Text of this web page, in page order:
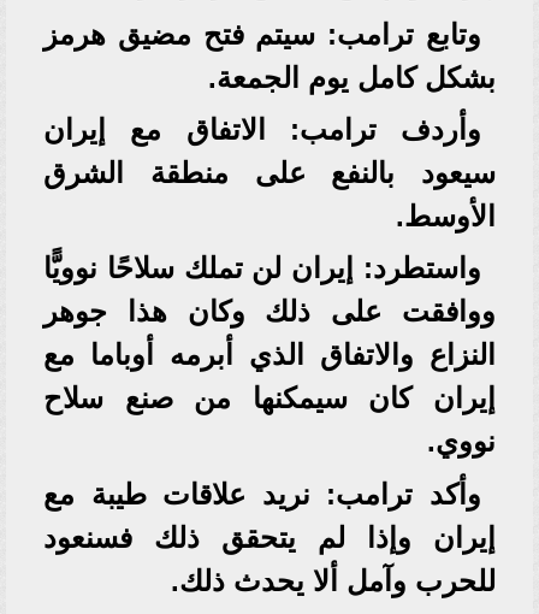
وتابع ترامب: سيتم فتح مضيق هرمز
بشكل كامل يوم الجمعة.
وأردف ترامب: الاتفاق مع إيران
سيعود بالنفع على منطقة الشرق
الأوسط.
واستطرد: إيران لن تملك سلاحًا نوويًّا
ووافقت على ذلك وكان هذا جوهر
النزاع والاتفاق الذي أبرمه أوباما مع
إيران كان سيمكنها من صنع سلاح
نووي.
وأكد ترامب: نريد علاقات طيبة مع
إيران وإذا لم يتحقق ذلك فسنعود
للحرب وآمل ألا يحدث ذلك.